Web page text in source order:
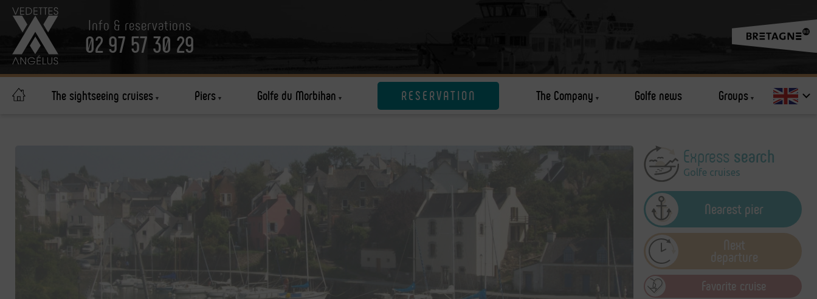
Skip
main
content
Info & reservations
02 97 57 30 29
The sightseeing cruises Piers Golfe du Morbihan RESERVATION The Company Golfe news Groups
Express search
Golfe cruises
Nearest pier
Favorite cruise